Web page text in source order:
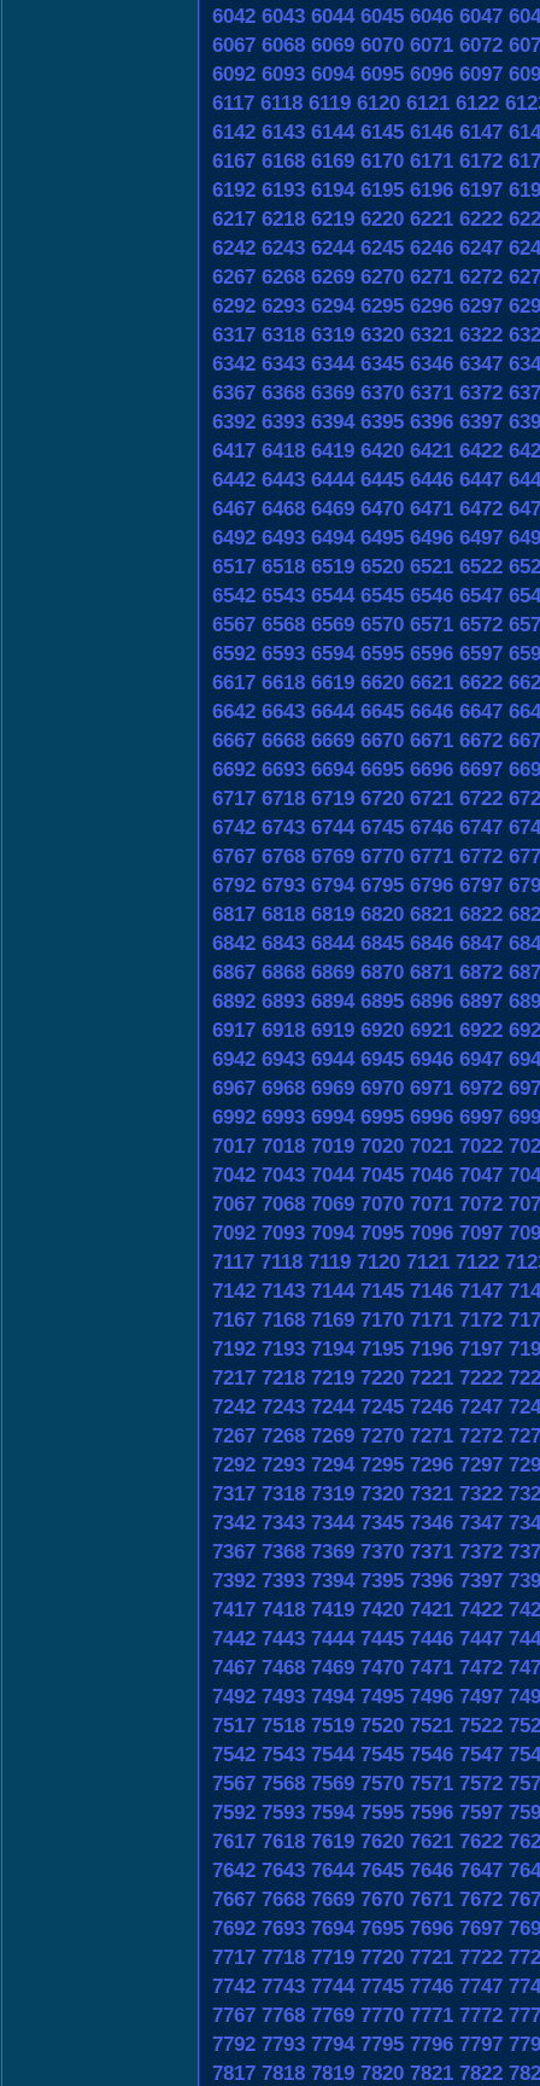
6042 6043 6044 6045 6046 6047
6067 6068 6069 6070 6071 6072
6092 6093 6094 6095 6096 6097
6117 6118 6119 6120 6121 6122
6142 6143 6144 6145 6146 6147
6167 6168 6169 6170 6171 6172
6192 6193 6194 6195 6196 6197
6217 6218 6219 6220 6221 6222
6242 6243 6244 6245 6246 6247
6267 6268 6269 6270 6271 6272
6292 6293 6294 6295 6296 6297
6317 6318 6319 6320 6321 6322
6342 6343 6344 6345 6346 6347
6367 6368 6369 6370 6371 6372
6392 6393 6394 6395 6396 6397
6417 6418 6419 6420 6421 6422
6442 6443 6444 6445 6446 6447
6467 6468 6469 6470 6471 6472
6492 6493 6494 6495 6496 6497
6517 6518 6519 6520 6521 6522
6542 6543 6544 6545 6546 6547
6567 6568 6569 6570 6571 6572
6592 6593 6594 6595 6596 6597
6617 6618 6619 6620 6621 6622
6642 6643 6644 6645 6646 6647
6667 6668 6669 6670 6671 6672
6692 6693 6694 6695 6696 6697
6717 6718 6719 6720 6721 6722
6742 6743 6744 6745 6746 6747
6767 6768 6769 6770 6771 6772
6792 6793 6794 6795 6796 6797
6817 6818 6819 6820 6821 6822
6842 6843 6844 6845 6846 6847
6867 6868 6869 6870 6871 6872
6892 6893 6894 6895 6896 6897
6917 6918 6919 6920 6921 6922
6942 6943 6944 6945 6946 6947
6967 6968 6969 6970 6971 6972
6992 6993 6994 6995 6996 6997
7017 7018 7019 7020 7021 7022
7042 7043 7044 7045 7046 7047
7067 7068 7069 7070 7071 7072
7092 7093 7094 7095 7096 7097
7117 7118 7119 7120 7121 7122
7142 7143 7144 7145 7146 7147
7167 7168 7169 7170 7171 7172
7192 7193 7194 7195 7196 7197
7217 7218 7219 7220 7221 7222
7242 7243 7244 7245 7246 7247
7267 7268 7269 7270 7271 7272
7292 7293 7294 7295 7296 7297
7317 7318 7319 7320 7321 7322
7342 7343 7344 7345 7346 7347
7367 7368 7369 7370 7371 7372
7392 7393 7394 7395 7396 7397
7417 7418 7419 7420 7421 7422
7442 7443 7444 7445 7446 7447
7467 7468 7469 7470 7471 7472
7492 7493 7494 7495 7496 7497
7517 7518 7519 7520 7521 7522
7542 7543 7544 7545 7546 7547
7567 7568 7569 7570 7571 7572
7592 7593 7594 7595 7596 7597
7617 7618 7619 7620 7621 7622
7642 7643 7644 7645 7646 7647
7667 7668 7669 7670 7671 7672
7692 7693 7694 7695 7696 7697
7717 7718 7719 7720 7721 7722
7742 7743 7744 7745 7746 7747
7767 7768 7769 7770 7771 7772
7792 7793 7794 7795 7796 7797
7817 7818 7819 7820 7821 7822